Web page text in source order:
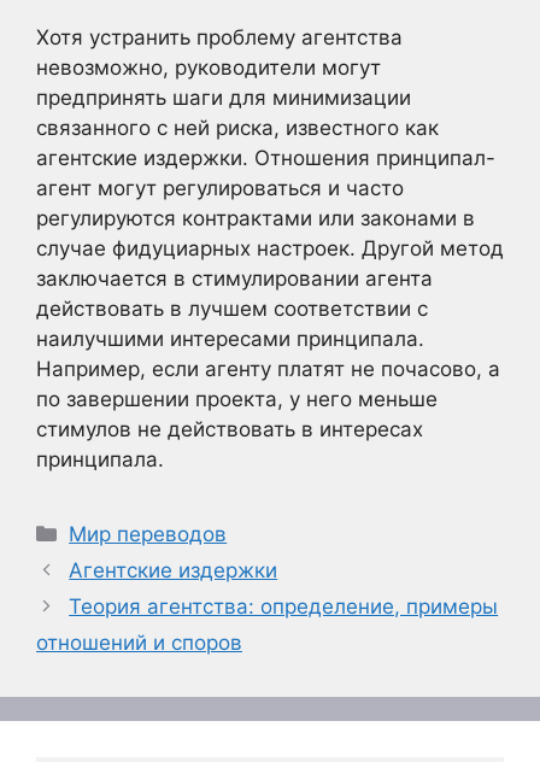
Хотя устранить проблему агентства
невозможно, руководители могут
предпринять шаги для минимизации
связанного с ней риска, известного как
агентские издержки. Отношения принципал-
агент могут регулироваться и часто
регулируются контрактами или законами в
случае фидуциарных настроек. Другой метод
заключается в стимулировании агента
действовать в лучшем соответствии с
наилучшими интересами принципала.
Например, если агенту платят не почасово, а
по завершении проекта, у него меньше
стимулов не действовать в интересах
принципала.
Рубрики
Мир переводов
Агентские издержки
Теория агентства: определение, примеры
отношений и споров